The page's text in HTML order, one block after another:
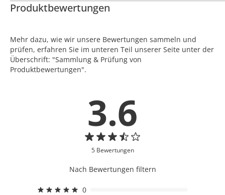
Produktbewertungen
Mehr dazu, wie wir unsere Bewertungen sammeln und
prüfen, erfahren Sie im unteren Teil unserer Seite unter der
Überschrift: "Sammlung & Prüfung von
Produktbewertungen".
3.6
5 Bewertungen
Nach Bewertungen filtern
0